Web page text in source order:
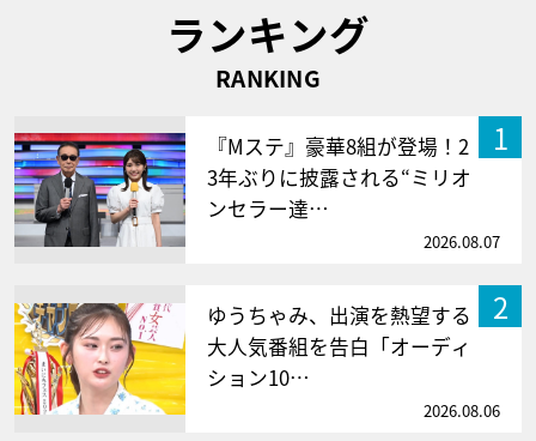
ランキング
RANKING
1
『Mステ』豪華8組が登場！2
3年ぶりに披露される“ミリオ
ンセラー達…
2026.08.07
2
ゆうちゃみ、出演を熱望する
大人気番組を告白「オーディ
ション10…
2026.08.06